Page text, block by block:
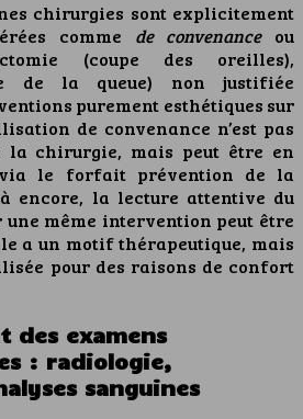
chirurgies sont explicitement
comme de convenanceou
(coupe des oreilles),
de la queue) non justifiée
purement esthétiques sur
de convenance n’est pas
la chirurgie, mais peut être en
via le forfait prévention de la
encore, la lecture attentive du
une même intervention peut être
a un motif thérapeutique, mais
pour des raisons de confort
des examens
: radiologie,
sanguines